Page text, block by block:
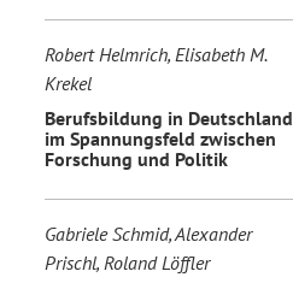
Robert Helmrich, Elisabeth M.
Krekel
Berufsbildung in Deutschland
im Spannungsfeld zwischen
Forschung und Politik
Gabriele Schmid, Alexander
Prischl, Roland Löffler